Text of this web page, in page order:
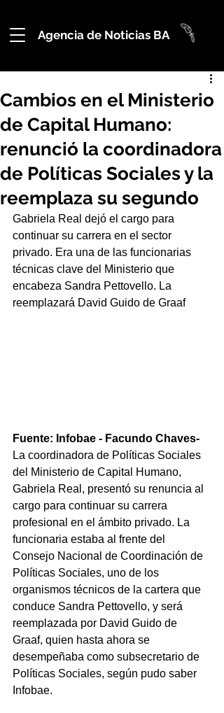
Agencia de Noticias BA
Cambios en el Ministerio
de Capital Humano:
renunció la coordinadora
de Políticas Sociales y la
reemplaza su segundo
Gabriela Real dejó el cargo para
continuar su carrera en el sector
privado. Era una de las funcionarias
técnicas clave del Ministerio que
encabeza Sandra Pettovello. La
reemplazará David Guido de Graaf
Fuente: Infobae - Facundo Chaves-
La coordinadora de Políticas Sociales
del Ministerio de Capital Humano,
Gabriela Real, presentó su renuncia al
cargo para continuar su carrera
profesional en el ámbito privado. La
funcionaria estaba al frente del
Consejo Nacional de Coordinación de
Políticas Sociales, uno de los
organismos técnicos de la cartera que
conduce Sandra Pettovello, y será
reemplazada por David Guido de
Graaf, quien hasta ahora se
desempeñaba como subsecretario de
Políticas Sociales, según pudo saber
Infobae.